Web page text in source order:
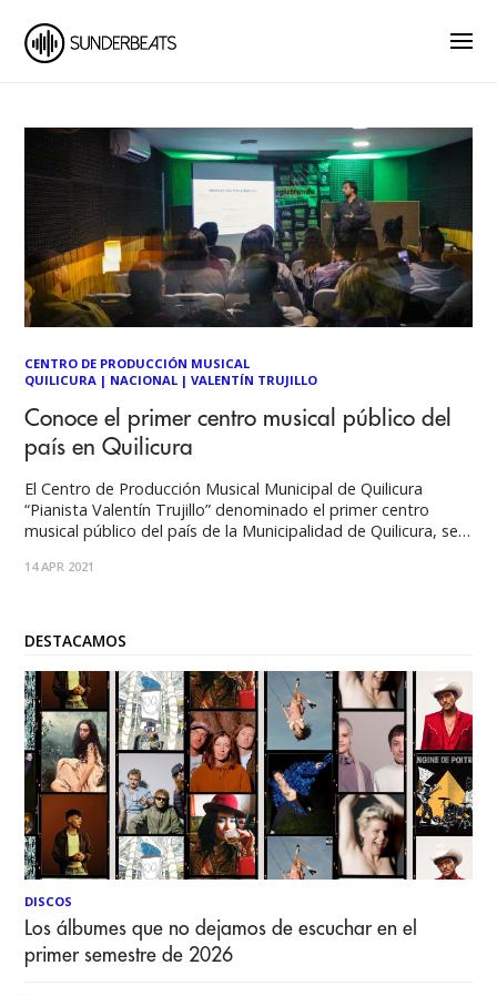
CENTRO DE PRODUCCIÓN MUSICAL
QUILICURA | NACIONAL |VALENTÍN TRUJILLO
Conoce el primer centro musical público del
país en Quilicura
El Centro de Producción Musical Municipal de Quilicura
“Pianista Valentín Trujillo” denominado el primer centro
musical público del país de la Municipalidad de Quilicura, se
Carrasco Contreras y su Concejo Municipal, cumpliendo el
14 APR 2021
DESTACAMOS
DISCOS
Los álbumes que no dejamos de escuchar en el
primer semestre de 2026